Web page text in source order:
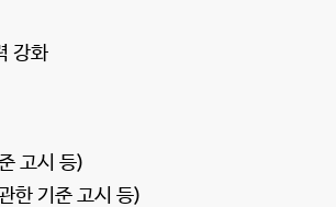
강화
고시 등)
한 기준 고시 등)